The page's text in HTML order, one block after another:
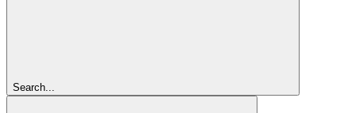
Search...